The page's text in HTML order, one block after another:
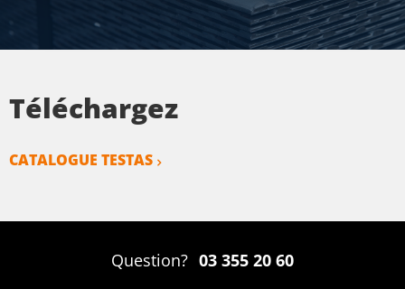
Téléchargez
CATALOGUE TESTAS
Question? 03 355 20 60